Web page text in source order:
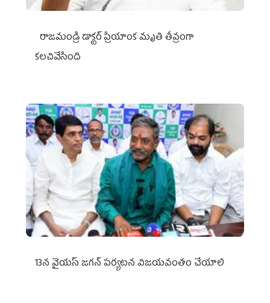
రాజమండ్రి డాక్టర్‌ ప్రియాంక మృతి తీవ్రంగా
కలచివేసింది
13న వైయస్‌ జగన్‌ పర్యటన విజయవంతం చేయాలి